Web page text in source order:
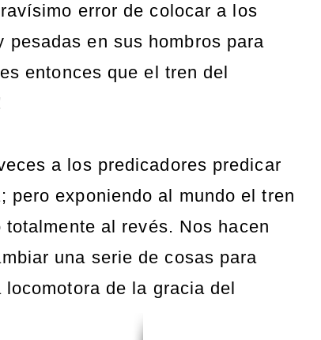
error de colocar a los
pesadas en sus hombros para
entonces que el tren del
a los predicadores predicar
pero exponiendo al mundo el tren
al revés. Nos hacen
una serie de cosas para
de la gracia del